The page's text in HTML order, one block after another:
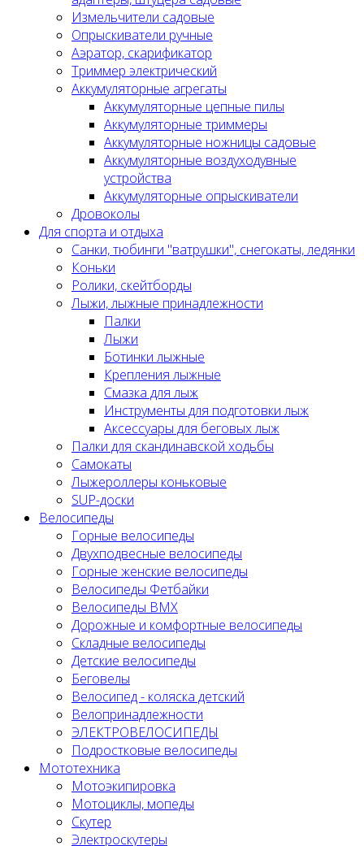
Измельчители садовые
Опрыскиватели ручные
Аэратор, скарификатор
Триммер электрический
Аккумуляторные агрегаты
Аккумуляторные цепные пилы
Аккумуляторные триммеры
Аккумуляторные ножницы садовые
Аккумуляторные воздуходувные
устройства
Аккумуляторные опрыскиватели
Дровоколы
Для спорта и отдыха
Санки, тюбинги "ватрушки", снегокаты, ледянки
Коньки
Ролики, скейтборды
Лыжи, лыжные принадлежности
Палки
Лыжи
Ботинки лыжные
Крепления лыжные
Смазка для лыж
Инструменты для подготовки лыж
Аксессуары для беговых лыж
Палки для скандинавской ходьбы
Самокаты
Лыжероллеры коньковые
SUP-доски
Велосипеды
Горные велосипеды
Двухподвесные велосипеды
Горные женские велосипеды
Велосипеды Фетбайки
Велосипеды BMX
Дорожные и комфортные велосипеды
Складные велосипеды
Детские велосипеды
Беговелы
Велосипед - коляска детский
Велопринадлежности
ЭЛЕКТРОВЕЛОСИПЕДЫ
Подростковые велосипеды
Мототехника
Мотоэкипировка
Мотоциклы, мопеды
Скутер
Электроскутеры